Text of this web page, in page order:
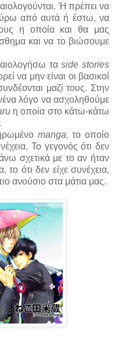
Ή πρέπει να
από αυτά ή έστω, να
η οποία και θα μας
και να το βιώσουμε
ταside stories
να μην είναι οι βασικοί
μαζί τους. Στην
λόγο να ασχοληθούμε
η οποία στο κάτω-κάτω
manga, το οποίο
Το γεγονός ότι δεν
σχετικά με το αν ήταν
το ότι δεν είχε συνέχεια,
ανούσιο στα μάτια μας.